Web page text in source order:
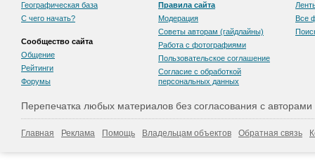
Географическая база
С чего начать?
Сообщество сайта
Общение
Рейтинги
Форумы
Правила сайта
Модерация
Советы авторам (гайдлайны)
Работа с фотографиями
Пользовательскоe соглашение
Согласие с обработкой
персональных данных
Все
Перепечатка любых материалов без согласования с
Главная Реклама Помощь Владельцам объектов Обратная связь